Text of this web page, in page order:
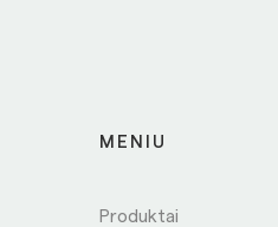
MENIU
Produktai